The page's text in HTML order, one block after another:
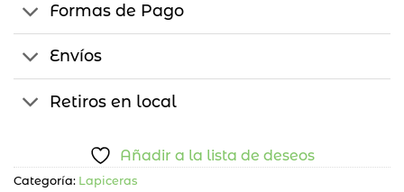
Formas de Pago
Envíos
Retiros en local
Añadir a la lista de deseos
Categoría: Lapiceras